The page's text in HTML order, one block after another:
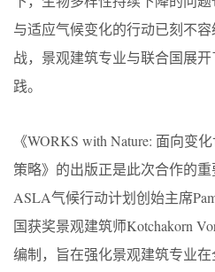
与适应气候变化的行动已刻不
战，景观建筑专业与联合国展
践。
《WORKS with Nature: 面向变
策略》的出版正是此次合作的
ASLA气候行动计划创始主席
国获奖景观建筑师Kotchakorn
编制，旨在强化景观建筑专业